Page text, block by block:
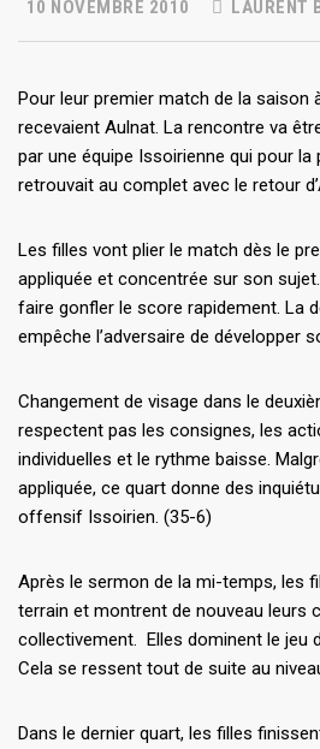
10 NOVEMBRE 2010 LAURENT
Pour leur premier match de la saison
recevaient Aulnat. La rencontre va
par une équipe Issoirienne qui pour
retrouvait au complet avec le retour
Les filles vont plier le match dès le
appliquée et concentrée sur son
faire gonfler le score rapidement. La
empêche l’adversaire de développer
Changement de visage dans le
respectent pas les consignes, les
individuelles et le rythme baisse.
appliquée, ce quart donne des
offensif Issoirien. (35-6)
Après le sermon de la mi-temps, les
terrain et montrent de nouveau leurs
collectivement. Elles dominent le jeu
Cela se ressent tout de suite au
Dans le dernier quart, les filles